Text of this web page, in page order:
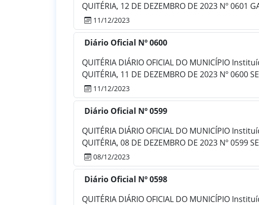
QUITÉRIA, 12 DE DEZEMBRO DE 2023 Nº 0601
11/12/2023
Diário Oficial Nº 0600
QUITÉRIA DIÁRIO OFICIAL DO MUNICÍPIO
QUITÉRIA, 11 DE DEZEMBRO DE 2023 Nº 0600
11/12/2023
Diário Oficial Nº 0599
QUITÉRIA DIÁRIO OFICIAL DO MUNICÍPIO
QUITÉRIA, 08 DE DEZEMBRO DE 2023 Nº 0599
08/12/2023
Diário Oficial Nº 0598
QUITÉRIA DIÁRIO OFICIAL DO MUNICÍPIO